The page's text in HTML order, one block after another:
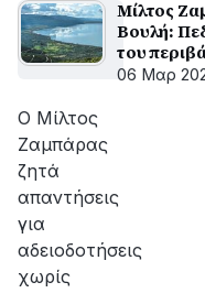
Μίλτος
Βουλή:
του
06 Μαρ
Ο Μίλτος
Ζαμπάρας
ζητά
απαντήσεις
για
αδειοδοτήσεις
χωρίς